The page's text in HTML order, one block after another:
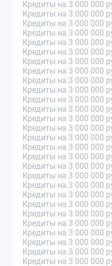
Кредиты на 3 000 000
Кредиты на 3 000 000
Кредиты на 3 000 000
Кредиты на 3 000 000
Кредиты на 3 000 000
Кредиты на 3 000 000
Кредиты на 3 000 000
Кредиты на 3 000 000
Кредиты на 3 000 000
Кредиты на 3 000 000
Кредиты на 3 000 000
Кредиты на 3 000 000
Кредиты на 3 000 000
Кредиты на 3 000 000
Кредиты на 3 000 000
Кредиты на 3 000 000
Кредиты на 3 000 000
Кредиты на 3 000 000
Кредиты на 3 000 000
Кредиты на 3 000 000
Кредиты на 3 000 000
Кредиты на 3 000 000
Кредиты на 3 000 000
Кредиты на 3 000 000
Кредиты на 3 000 000
Кредиты на 3 000 000
Кредиты на 3 000 000
Кредиты на 3 000 000